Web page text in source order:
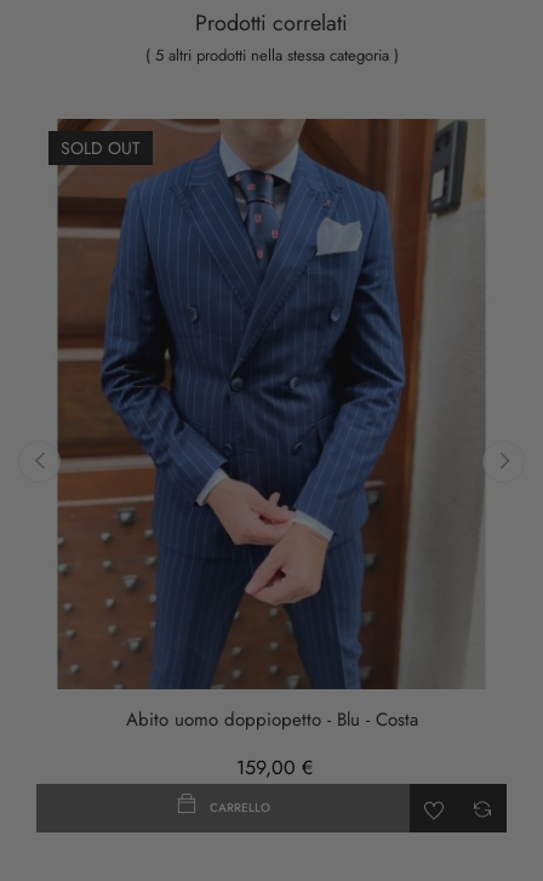
Prodotti correlati
( 5 altri prodotti nella stessa categoria )
SOLD OUT
Abito uomo doppiopetto - Blu - Costa
159,00 €
CARRELLO